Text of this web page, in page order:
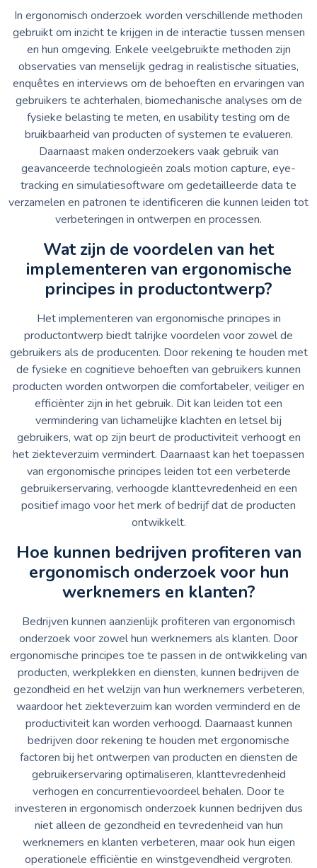
In ergonomisch onderzoek worden verschillende methoden
gebruikt om inzicht te krijgen in de interactie tussen mensen
en hun omgeving. Enkele veelgebruikte methoden zijn
observaties van menselijk gedrag in realistische situaties,
enquêtes en interviews om de behoeften en ervaringen van
gebruikers te achterhalen, biomechanische analyses om de
fysieke belasting te meten, en usability testing om de
bruikbaarheid van producten of systemen te evalueren.
Daarnaast maken onderzoekers vaak gebruik van
geavanceerde technologieën zoals motion capture, eye-
tracking en simulatiesoftware om gedetailleerde data te
verzamelen en patronen te identificeren die kunnen leiden tot
verbeteringen in ontwerpen en processen.
Wat zijn de voordelen van het
implementeren van ergonomische
principes in productontwerp?
Het implementeren van ergonomische principes in
productontwerp biedt talrijke voordelen voor zowel de
gebruikers als de producenten. Door rekening te houden met
de fysieke en cognitieve behoeften van gebruikers kunnen
producten worden ontworpen die comfortabeler, veiliger en
efficiënter zijn in het gebruik. Dit kan leiden tot een
vermindering van lichamelijke klachten en letsel bij
gebruikers, wat op zijn beurt de productiviteit verhoogt en
het ziekteverzuim vermindert. Daarnaast kan het toepassen
van ergonomische principes leiden tot een verbeterde
gebruikerservaring, verhoogde klanttevredenheid en een
positief imago voor het merk of bedrijf dat de producten
ontwikkelt.
Hoe kunnen bedrijven profiteren van
ergonomisch onderzoek voor hun
werknemers en klanten?
Bedrijven kunnen aanzienlijk profiteren van ergonomisch
onderzoek voor zowel hun werknemers als klanten. Door
ergonomische principes toe te passen in de ontwikkeling van
producten, werkplekken en diensten, kunnen bedrijven de
gezondheid en het welzijn van hun werknemers verbeteren,
waardoor het ziekteverzuim kan worden verminderd en de
productiviteit kan worden verhoogd. Daarnaast kunnen
bedrijven door rekening te houden met ergonomische
factoren bij het ontwerpen van producten en diensten de
gebruikerservaring optimaliseren, klanttevredenheid
verhogen en concurrentievoordeel behalen. Door te
investeren in ergonomisch onderzoek kunnen bedrijven dus
niet alleen de gezondheid en tevredenheid van hun
werknemers en klanten verbeteren, maar ook hun eigen
operationele efficiëntie en winstgevendheid vergroten.